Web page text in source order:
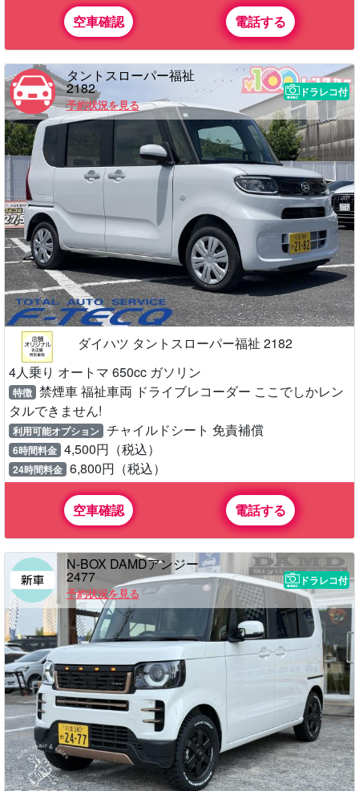
空車確認 電話する
タントスローパー福祉
2182
予約状況を見る
ドラレコ付
ダイハツ タントスローパー福祉 2182
4人乗り オートマ 650cc ガソリン
特徴 禁煙車 福祉車両 ドライブレコーダー ここでしかレン
タルできません!
利用可能オプション チャイルドシート 免責補償
6時間料金 4,500円（税込）
24時間料金 6,800円（税込）
空車確認 電話する
N-BOX DAMDアンジー
2477
予約状況を見る
ドラレコ付